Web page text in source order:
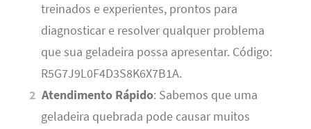
treinados e experientes, prontos para
diagnosticar e resolver qualquer problema
que sua geladeira possa apresentar. Código:
R5G7J9L0F4D3S8K6X7B1A.
Atendimento Rápido: Sabemos que uma
geladeira quebrada pode causar muitos